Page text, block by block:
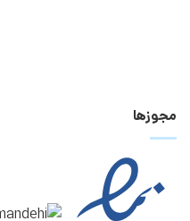
مجوزها